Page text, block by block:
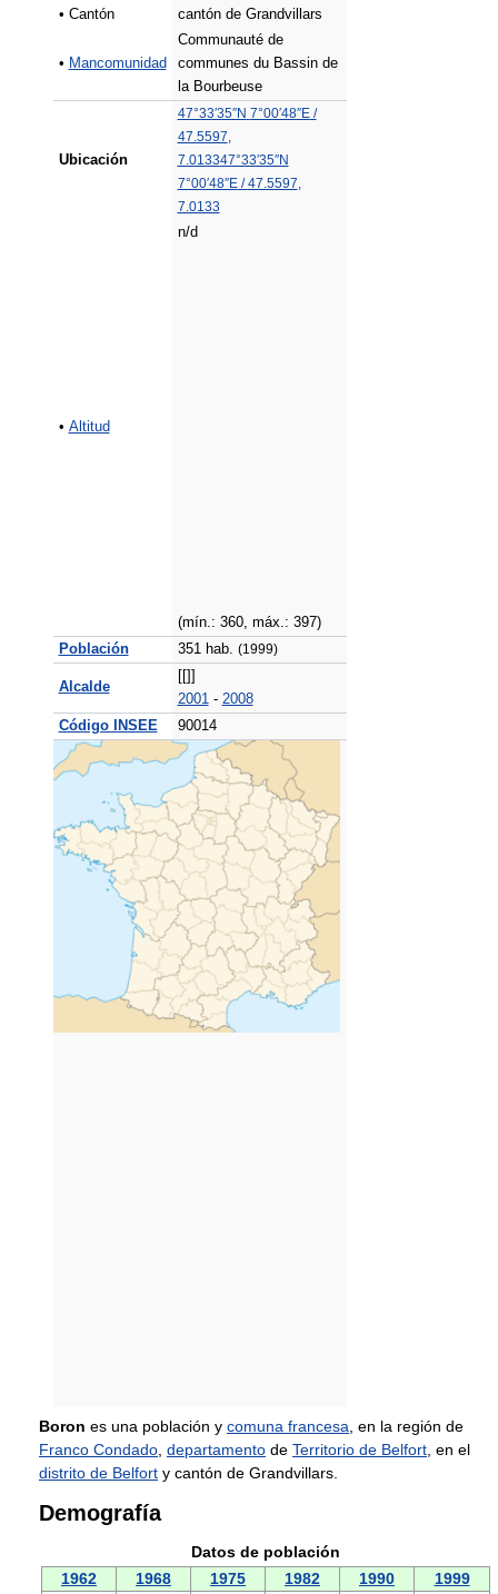
• Cantón
cantón de Grandvillars
• Mancomunidad
Communauté de
communes du Bassin de
la Bourbeuse
Ubicación
47°33′35″N 7°00′48″E/
47.5597,
7.013347°33′35″N
7°00′48″E/47.5597,
7.0133
• Altitud
n/d
(mín.: 360, máx.: 397)
Población
351 hab. (1999)
Alcalde
2001- 2008
Código INSEE
90014
Boron es una población y comuna francesa , en la región de
Franco Condado departamento de Territorio de Belfort , en el
distrito de Belfort y cantón de Grandvillars.
Demografía
Datos de población
1962
1968 1975 1982 1990 1999